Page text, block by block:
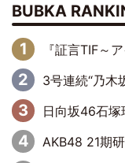
BUBKA
『証言TIF～アイドル戦国時代とはなんだったのか～』第
3号連続“乃木坂46祭り” ラスト
日向坂46石塚瑶季、東京ドームで“観
AKB48 21期研